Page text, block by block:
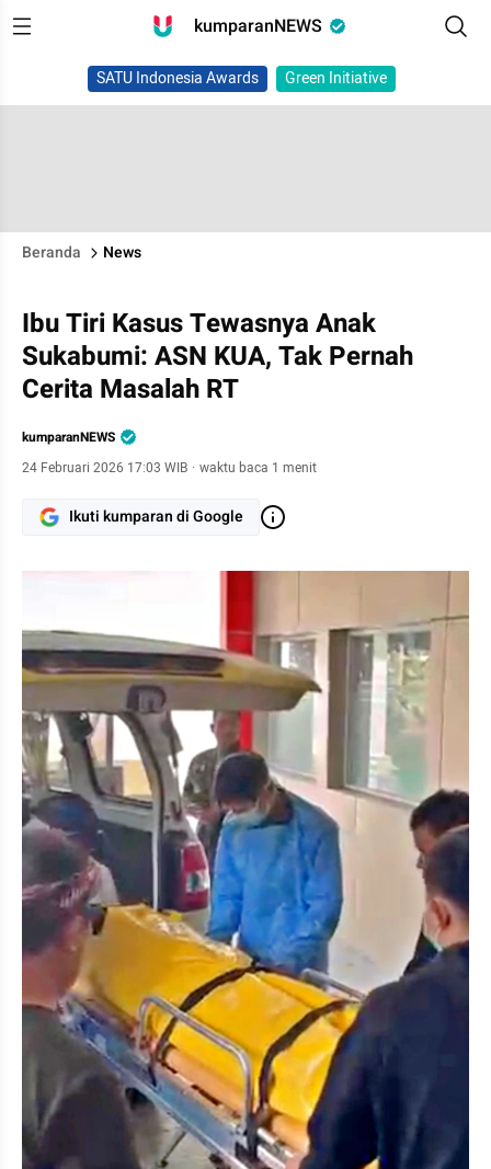
kumparanNEWS
SATU Indonesia Awards Green Initiative
Beranda News
Ibu Tiri Kasus Tewasnya Anak
Sukabumi: ASN KUA, Tak Pernah
Cerita Masalah RT
kumparanNEWS
24 Februari 2026 17:03 WIB · waktu baca 1 menit
Ikuti kumparan di Google